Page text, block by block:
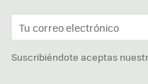
Suscribiéndote aceptas